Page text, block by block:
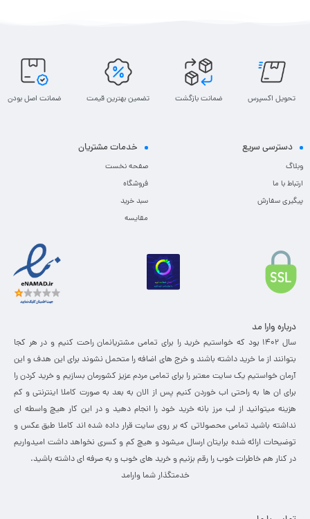
تحویل اکسپرس ضمانت بازگشت تضمین بهترین قیمت ضمانت اصل بودن
دسترسی سریع
وبلاگ
ارتباط با ما
پیگیری سفارش
خدمات مشتریان
صفحه نخست
فروشگاه
سبد خرید
مقایسه
درباره وارا مد
سال 1402 بود که خواستیم خرید را برای تمامی مشتریانمان راحت کنیم و در هر کجا
بتوانند از ما خرید داشته باشند و خرج های اضافه را متحمل نشوند برای این هدف و این
آرمان خواستیم یک سایت معتبر را برای تمامی مردم عزیز کشورمان بسازیم و خرید کردن را
برای ان ها به راحتی اب خوردن کنیم پس از الان به بعد به صورت کاملا اینترنتی و کم
هزینه میتوانید از لب مرز بانه خرید خود را انجام دهید و در این کار هیچ واسطه ای
نداشته باشید تمامی محصولاتی که بر روی سایت قرار داده شده اند کاملا طبق عکس و
توضیحات ارائه شده برایتان ارسال میشود و هیچ کم و کسری نخواهد داشت امیدواریم
در کنار هم خاطرات خوب را رقم بزنیم و خرید های خوب و به صرفه ای داشته باشید.
خدمتگذار شما وارامد